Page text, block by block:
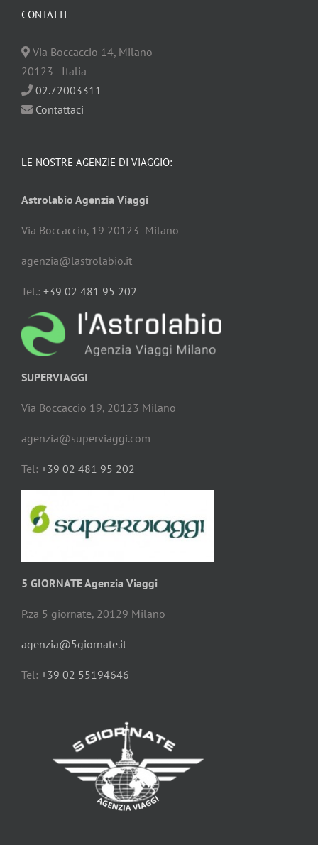
CONTATTI
Via Boccaccio 14, Milano
20123 - Italia
02.72003311
Contattaci
LE NOSTRE AGENZIE DI VIAGGIO:
Astrolabio Agenzia Viaggi
Via Boccaccio, 19 20123 Milano
agenzia@lastrolabio.it
Tel.: +39 02 481 95 202
SUPERVIAGGI
Via Boccaccio 19, 20123 Milano
agenzia@superviaggi.com
Tel: +39 02 481 95 202
5 GIORNATE Agenzia Viaggi
P.za 5 giornate, 20129 Milano
agenzia@5giornate.it
Tel: +39 02 55194646